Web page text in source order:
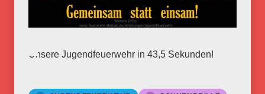
Unsere Jugendfeuerwehr in 43,5 Sekunden!